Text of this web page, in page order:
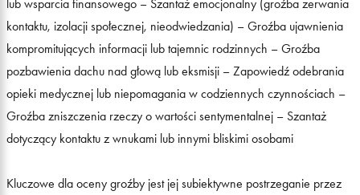
lub wsparcia finansowego – Szantaż emocjonalny (groźba zerwania
kontaktu, izolacji społecznej, nieodwiedzania) – Groźba ujawnienia
kompromitujących informacji lub tajemnic rodzinnych – Groźba
pozbawienia dachu nad głową lub eksmisji – Zapowiedź odebrania
opieki medycznej lub niepomagania w codziennych czynnościach –
Groźba zniszczenia rzeczy o wartości sentymentalnej – Szantaż
dotyczący kontaktu z wnukami lub innymi bliskimi osobami
Kluczowe dla oceny groźby jest jej subiektywne postrzeganie przez